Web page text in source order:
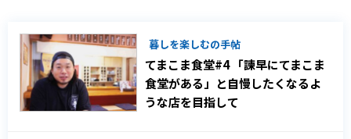
暮しを楽しむの手帖
てまこま食堂#4 「諫早にてまこま
食堂がある」と自慢したくなるよ
うな店を目指して